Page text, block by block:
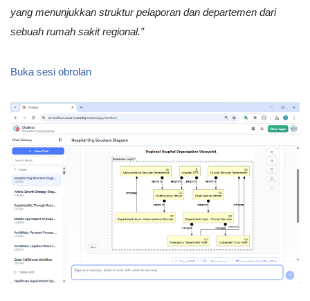
yang menunjukkan struktur pelaporan dan departemen dari
sebuah rumah sakit regional.”
Buka sesi obrolan